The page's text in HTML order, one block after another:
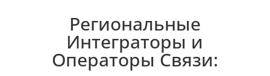
Региональные
Интеграторы и
Операторы Связи: